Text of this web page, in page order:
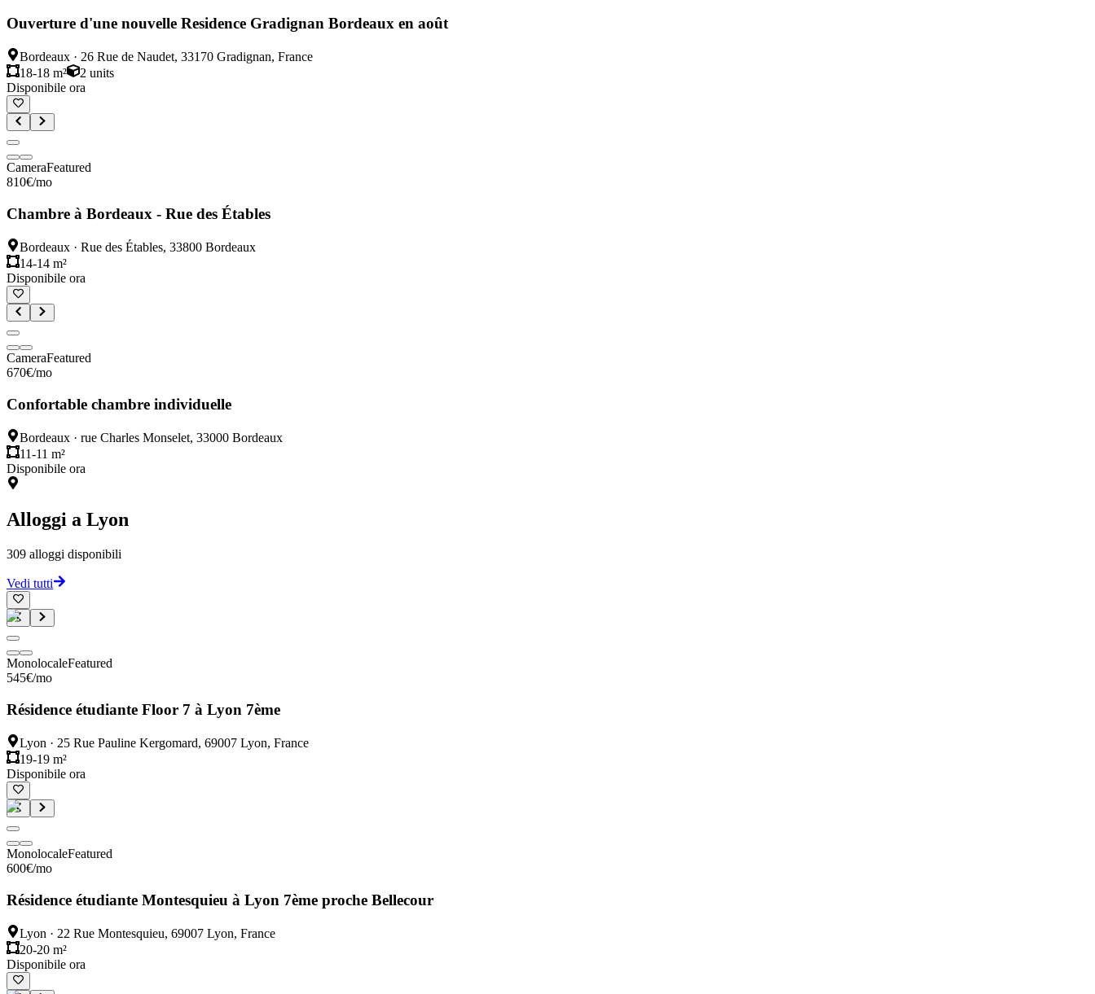
Ouverture d'une nouvelle Residence Gradignan Bordeaux en août
Bordeaux · 26 Rue de Naudet, 33170 Gradignan, France
18-18 m²
2 units
Disponibile ora
CameraFeatured
810€/mo
Chambre à Bordeaux - Rue des Étables
Bordeaux · Rue des Étables, 33800 Bordeaux
14-14 m²
Disponibile ora
CameraFeatured
670€/mo
Confortable chambre individuelle
Bordeaux · rue Charles Monselet, 33000 Bordeaux
11-11 m²
Disponibile ora
Alloggi a Lyon
309 alloggi disponibili
Vedi tutti
MonolocaleFeatured
545€/mo
Résidence étudiante Floor 7 à Lyon 7ème
Lyon · 25 Rue Pauline Kergomard, 69007 Lyon, France
19-19 m²
Disponibile ora
MonolocaleFeatured
600€/mo
Résidence étudiante Montesquieu à Lyon 7ème proche Bellecour
Lyon · 22 Rue Montesquieu, 69007 Lyon, France
20-20 m²
Disponibile ora